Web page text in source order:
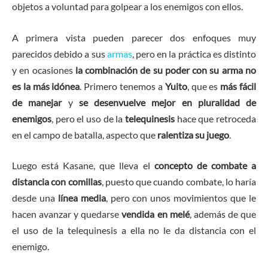
objetos a voluntad para golpear a los enemigos con ellos.
A primera vista pueden parecer dos enfoques muy
parecidos debido a susarmas, pero en la práctica es distinto
y en ocasionesla combinación de su poder con su arma no
es la más idónea . Primero tenemos a Yuito, que es más fácil
de manejary se desenvuelve mejor en pluralidad de
enemigos , pero el uso de la telequinesis hace que retroceda
en el campo de batalla, aspecto que ralentiza su juego
Luego está Kasane, que lleva el concepto de combate a
distancia con comillas, puesto que cuando combate, lo haría
desde una línea media, pero con unos movimientos que le
hacen avanzar y quedarsevendida en melé, además de que
el uso de la telequinesis a ella no le da distancia con el
enemigo.